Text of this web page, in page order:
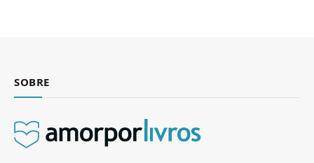
SOBRE